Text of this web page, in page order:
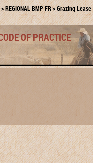
>REGIONAL BMP FR>Grazing
OF PRACTICE